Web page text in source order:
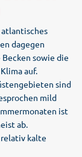
dagegen
sowie die
auf.
sind
mild
ist
ab.
kalte